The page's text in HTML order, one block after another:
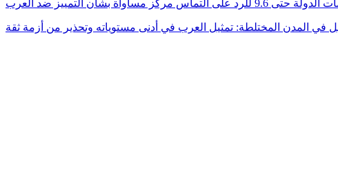
مركز مساواة بشأن التمييز ضد العرب
في المدن المختلطة: تمثيل العرب في أدنى مستوياته وتحذير من أزمة ثقة